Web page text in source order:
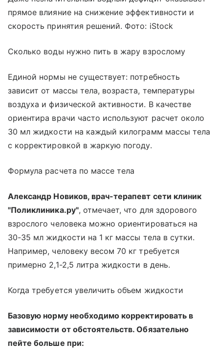
прямое влияние на снижение эффективности и
скорость принятия решений. Фото: iStock
Сколько воды нужно пить в жару взрослому
Единой нормы не существует: потребность
зависит от массы тела, возраста, температуры
воздуха и физической активности. В качестве
ориентира врачи часто используют расчет около
30 мл жидкости на каждый килограмм массы тела
с корректировкой в жаркую погоду.
Формула расчета по массе тела
Александр Новиков, врач-терапевт сети клиник
"Поликлиника.ру", отмечает, что для здорового
взрослого человека можно ориентироваться на
30-35 мл жидкости на 1 кг массы тела в сутки.
Например, человеку весом 70 кг требуется
примерно 2,1-2,5 литра жидкости в день.
Когда требуется увеличить объем жидкости
Базовую норму необходимо корректировать в
зависимости от обстоятельств. Обязательно
пейте больше при: